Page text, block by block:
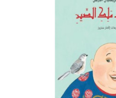
للمكتبة